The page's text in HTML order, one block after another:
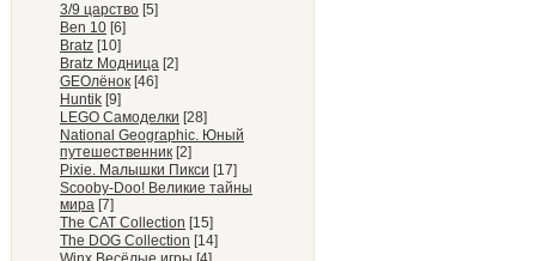
3/9 царство [5]
Ben 10 [6]
Bratz [10]
Bratz Модница [2]
GEOлёнок [46]
Huntik [9]
LEGO Самоделки [28]
National Geographic. Юный
путешественник [2]
Pixie. Малышки Пикси [17]
Scooby-Doo! Великие тайны
мира [7]
The CAT Collection [15]
The DOG Collection [14]